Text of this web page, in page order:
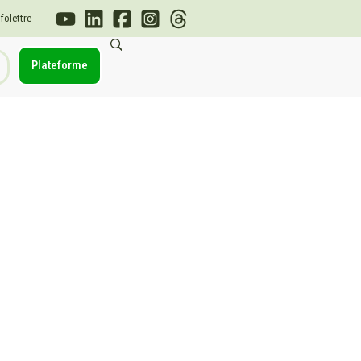
Plateforme